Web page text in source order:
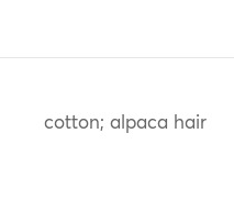
cotton; alpaca hair